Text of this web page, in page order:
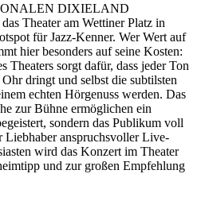
DIXIELAND
Theater am Wettiner Platz in
für Jazz-Kenner. Wer Wert auf
hier besonders auf seine Kosten:
sorgt dafür, dass jeder Ton
dringt und selbst die subtilsten
echten Hörgenuss werden. Das
zur Bühne ermöglichen ein
sondern das Publikum voll
Liebhaber anspruchsvoller Live-
wird das Konzert im Theater
und zur großen Empfehlung